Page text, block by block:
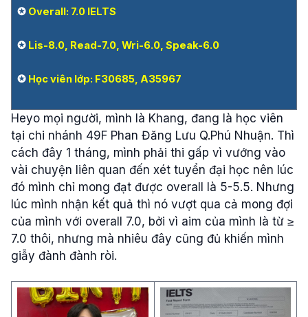
✪ Overall: 7.0 IELTS
✪ Lis-8.0, Read-7.0, Wri-6.0, Speak-6.0
✪ Học viên lớp: F30685, A35967
Heyo mọi người, mình là Khang, đang là học viên
tại chi nhánh 49F Phan Đăng Lưu Q.Phú Nhuận. Thì
cách đây 1 tháng, mình phải thi gấp vì vướng vào
vài chuyện liên quan đến xét tuyển đại học nên lúc
đó mình chỉ mong đạt được overall là 5-5.5. Nhưng
lúc mình nhận kết quả thì nó vượt qua cả mong đợi
của mình với overall 7.0, bởi vì aim của mình là từ ≥
7.0 thôi, nhưng mà nhiêu đây cũng đủ khiến mình
giẫy đành đành ròi.